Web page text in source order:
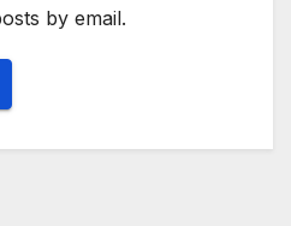
by email.